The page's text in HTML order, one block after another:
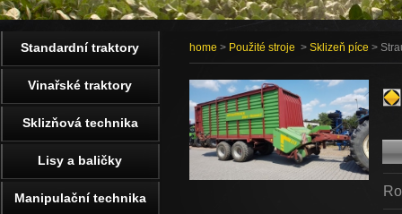
home > Použité stroje > Sklizeň píce >
Standardní traktory
Vinařské traktory
Sklizňová technika
Lisy a baličky
Manipulační technika